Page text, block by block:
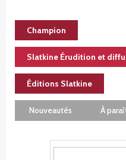
Champion
Slatkine Érudition et
Éditions Slatkine
Nouveautés À